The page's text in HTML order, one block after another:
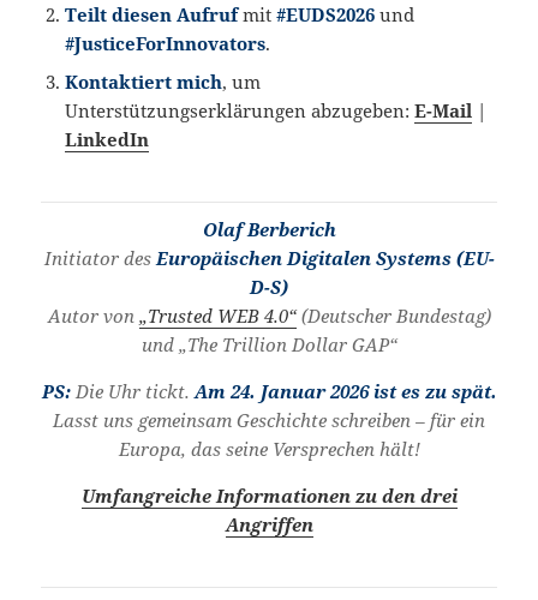
Teilt diesen Aufrufmit#EUDS2026 und
#JusticeForInnovators.
Kontaktiert mich, um
Unterstützungserklärungen abzugeben:E-Mail |
LinkedIn
Olaf Berberich
Initiator des Europäischen Digitalen Systems (EU-
D-S)
Autor von „Trusted WEB 4.0“(Deutscher Bundestag)
und „The Trillion Dollar GAP“
PS:Die Uhr tickt. Am 24. Januar 2026 ist es zu spät.
Lasst uns gemeinsam Geschichte schreiben – für ein
Europa, das seine Versprechen hält!
Umfangreiche Informationen zu den drei
Angriffen